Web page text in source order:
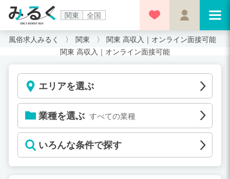
関東 全国
風俗求人みるく 関東
関東 高収入｜オンライン面接可能
関東 高収入｜オンライン面接可能
エリアを選ぶ
業種を選ぶ すべての業種
いろんな条件で探す